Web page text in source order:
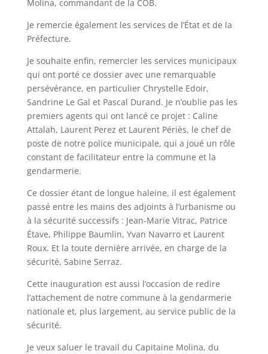
Molina, commandant de la COB.
Je remercie également les services de l’État et de la
Préfecture.
Je souhaite enfin, remercier les services municipaux
qui ont porté ce dossier avec une remarquable
persévérance, en particulier Chrystelle Edoir,
Sandrine Le Gal et Pascal Durand. Je n’oublie pas les
premiers agents qui ont lancé ce projet : Caline
Attalah, Laurent Perez et Laurent Périès, le chef de
poste de notre police municipale, qui a joué un rôle
constant de facilitateur entre la commune et la
gendarmerie.
Ce dossier étant de longue haleine, il est également
passé entre les mains des adjoints à l’urbanisme ou
à la sécurité successifs : Jean-Marie Vitrac, Patrice
Étave, Philippe Baumlin, Yvan Navarro et Laurent
Roux. Et la toute dernière arrivée, en charge de la
sécurité, Sabine Serraz.
Cette inauguration est aussi l’occasion de redire
l’attachement de notre commune à la gendarmerie
nationale et, plus largement, au service public de la
sécurité.
Je veux saluer le travail du Capitaine Molina, du